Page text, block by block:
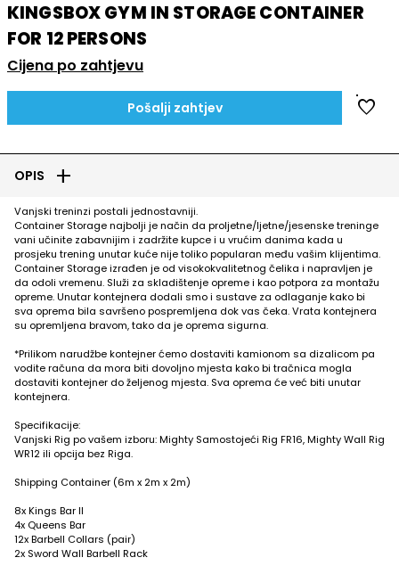
KINGSBOX GYM IN STORAGE CONTAINER
FOR 12 PERSONS
Cijena po zahtjevu
Pošalji zahtjev favorite
OPIS add
Vanjski treninzi postali jednostavniji.
Container Storage najbolji je način da proljetne/ljetne/jesenske treninge
vani učinite zabavnijim i zadržite kupce i u vrućim danima kada u
prosjeku trening unutar kuće nije toliko popularan među vašim klijentima.
Container Storage izrađen je od visokokvalitetnog čelika i napravljen je
da odoli vremenu. Služi za skladištenje opreme i kao potpora za montažu
opreme. Unutar kontejnera dodali smo i sustave za odlaganje kako bi
sva oprema bila savršeno pospremljena dok vas čeka. Vrata kontejnera
su opremljena bravom, tako da je oprema sigurna.
*Prilikom narudžbe kontejner ćemo dostaviti kamionom sa dizalicom pa
vodite računa da mora biti dovoljno mjesta kako bi tračnica mogla
dostaviti kontejner do željenog mjesta. Sva oprema će već biti unutar
kontejnera.
Specifikacije:
Vanjski Rig po vašem izboru: Mighty Samostojeći Rig FR16, Mighty Wall Rig
WR12 ili opcija bez Riga.
Shipping Container (6m x 2m x 2m)
8x Kings Bar II
4x Queens Bar
12x Barbell Collars (pair)
2x Sword Wall Barbell Rack